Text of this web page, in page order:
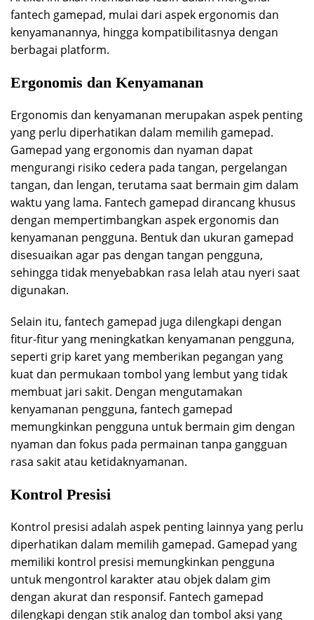
fantech gamepad, mulai dari aspek ergonomis dan
kenyamanannya, hingga kompatibilitasnya dengan
berbagai platform.
Ergonomis dan Kenyamanan
Ergonomis dan kenyamanan merupakan aspek penting
yang perlu diperhatikan dalam memilih gamepad.
Gamepad yang ergonomis dan nyaman dapat
mengurangi risiko cedera pada tangan, pergelangan
tangan, dan lengan, terutama saat bermain gim dalam
waktu yang lama. Fantech gamepad dirancang khusus
dengan mempertimbangkan aspek ergonomis dan
kenyamanan pengguna. Bentuk dan ukuran gamepad
disesuaikan agar pas dengan tangan pengguna,
sehingga tidak menyebabkan rasa lelah atau nyeri saat
digunakan.
Selain itu, fantech gamepad juga dilengkapi dengan
fitur-fitur yang meningkatkan kenyamanan pengguna,
seperti grip karet yang memberikan pegangan yang
kuat dan permukaan tombol yang lembut yang tidak
membuat jari sakit. Dengan mengutamakan
kenyamanan pengguna, fantech gamepad
memungkinkan pengguna untuk bermain gim dengan
nyaman dan fokus pada permainan tanpa gangguan
rasa sakit atau ketidaknyamanan.
Kontrol Presisi
Kontrol presisi adalah aspek penting lainnya yang perlu
diperhatikan dalam memilih gamepad. Gamepad yang
memiliki kontrol presisi memungkinkan pengguna
untuk mengontrol karakter atau objek dalam gim
dengan akurat dan responsif. Fantech gamepad
dilengkapi dengan stik analog dan tombol aksi yang